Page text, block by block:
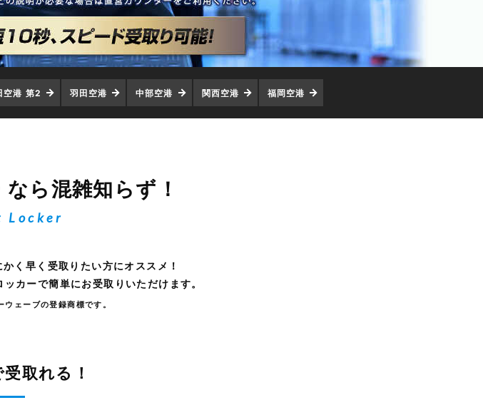
空港 第2 羽田空港 中部空港 関西空港 福岡空港
なら混雑知らず！
Locker
く早く受取りたい方にオススメ！
カーで簡単にお受取りいただけます。
ェーブの登録商標です。
取れる！